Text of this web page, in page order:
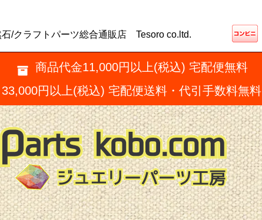
クラフトパーツ総合通販店 Tesoro co.ltd.
商品代金11,000円以上(税込) 宅配便無料
33,000円以上(税込) 宅配便送料・代引手数料無料